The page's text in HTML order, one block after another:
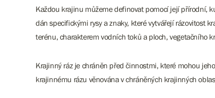
Každou krajinu můžeme definovat pomocí její přírodní,
dán specifickými rysy a znaky, které vytvářejí rázovitost
terénu, charakterem vodních toků a ploch, vegetačního
Krajinný ráz je chráněn před činnostmi, které mohou
krajinnému rázu věnována v chráněných krajinných